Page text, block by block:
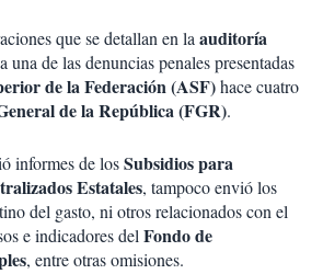
que se detallan en laauditoría
una de las denuncias penales presentadas
de la Federación (ASF)hace cuatro
de la República (FGR).
informes de losSubsidios para
Estatales, tampoco envió los
del gasto, ni otros relacionados con el
e indicadores delFondo de
, entre otras omisiones.